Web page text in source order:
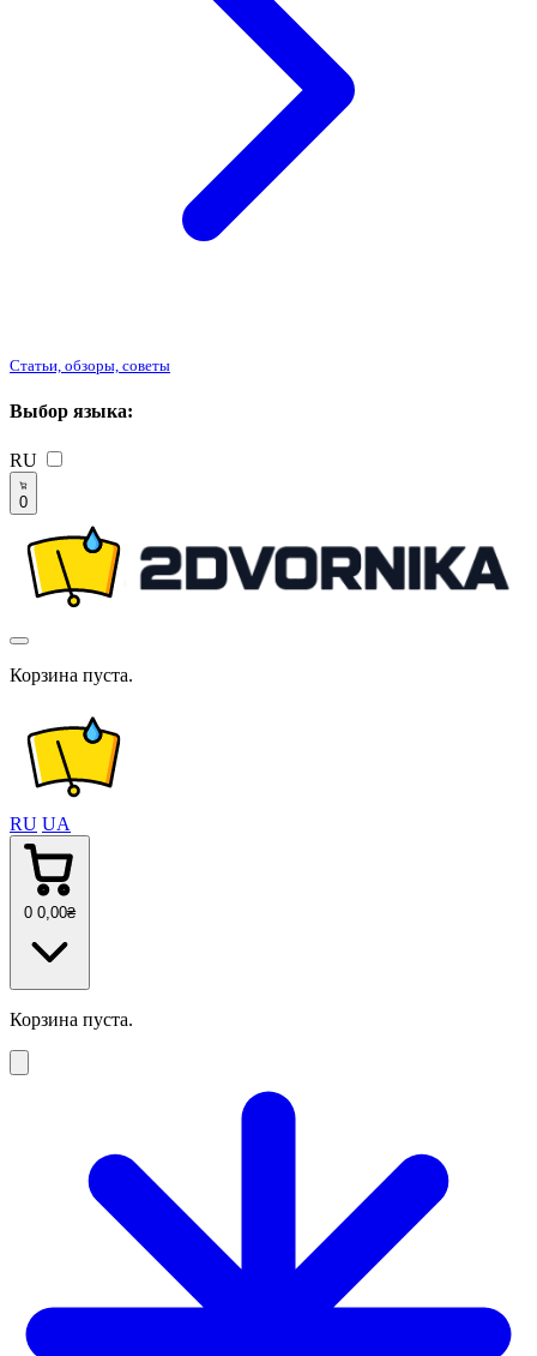
Статьи, обзоры, советы
Выбор языка:
RU
0
Корзина пуста.
RU UA
0 0 ,00₴
Корзина пуста.